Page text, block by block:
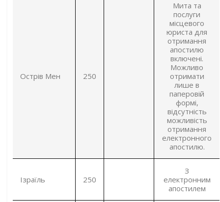
Острів Мен 250
Мита та
послуги
місцевого
юриста для
отримання
апостилю
включені.
Можливо
отримати
лише в
паперовій
формі,
відсутність
можливість
отримання
електронного
апостилю.
Ізраїль 250
З
електронним
апостилем